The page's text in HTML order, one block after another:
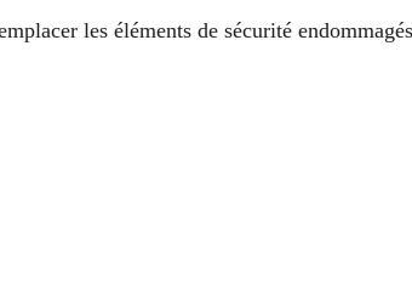
les éléments de sécurité